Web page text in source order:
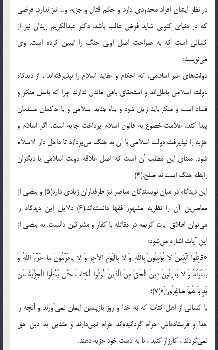
در نظر ایشان افراد محدودی دارد و حکم قتال و جزیه و… نیز ندارد. فرضی
که در دنیای کنونی شاید فرض غالب باشد. دکتر عبدالکریم زیدان نیز از
کسانی است که به صراحت اصل اولی جنگ را تبیین کرده است. وی
می‌نویسد:
دولت‌های غیر اسلامی، که احکام و عقاید اسلام را نپذیرفته‌اند ، از دیدگاه
دولت اسلامی باطل‌اند و استحقاق باقی ماندن ندارند چرا که باطل منکر و
فساد است و منکر باید زایل شود و بناء جدید اسلامی و با حاکمان مسلمان
پیدا کند، علامت خضوع به قانون اسلام پرداخت جزیه است، اگر اسلام و
جزیه را نپذیرفت دولت اسلامی با آن به جنگ می‌پردازد تا داخل دار الاسلام
شود. معنای این مطلب آن است که اصل علاقه دولت اسلامی با دیگران
رابطه جنگ است نه صلح.(4)
این دیدگاه در میان نویسندگان معاصر نیز طرفداران زیادی دارد(5) و بعضی از
معاصرین آن را نظریه مشهور فقها دانسته‌اند.(6) دلایل این دیدگاه را
می‌توان اطلاق آیات کریمه در مقاتله با کفار و مشرکین دانست. به بعضی از
این آیات اشاره می‌شود:
«قاتِلُوا الَّذِینَ لا یُؤْمِنُونَ بِاللّهِ وَ لا بِالْیَوْمِ الآخِرِ وَ لا یُحَرِّمُونَ ما حَرَّمَ اللّهُ وَ
رَسُولُهُ وَ لا یَدِینُونَ دِینَ الْحَقِّ مِنَ الَّذِینَ أُوتُوا الْکِتابَ حَتَّی یُعْطُوا الْجِزْیَةَ عَنْ
یَدٍ وَ هُمْ صاغِرُونَ»(7)؛
با کسانی از اهل کتاب که به خدا و روز بازپسین ایمان نمی‌آورند و آنچه را
خدا و فرستاده‌اش حرام گردانیده‌اند حرام نمی‌دارند و متدین به دین حق
نمی‌گردند ، کارزار کنید ، تا به دست خود جزیه دهند.